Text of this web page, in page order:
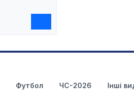
Футбол ЧС-2026 Інші